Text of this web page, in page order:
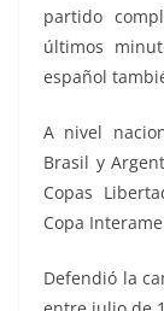
partido
últimos
español
A nivel
Brasil y
Copas
Copa
Defendió la